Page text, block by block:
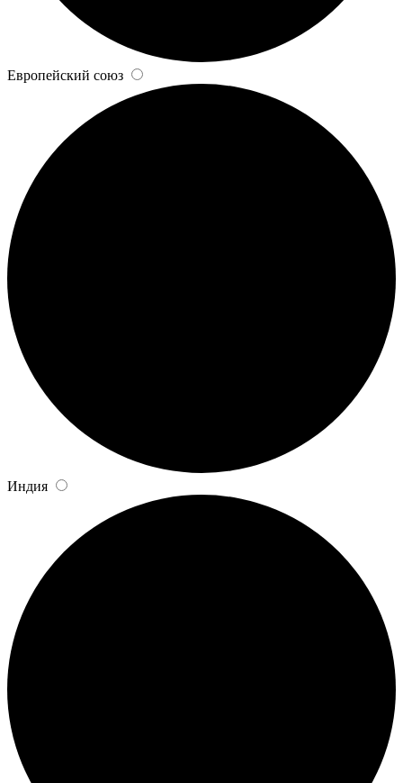
Европейский союз
Индия